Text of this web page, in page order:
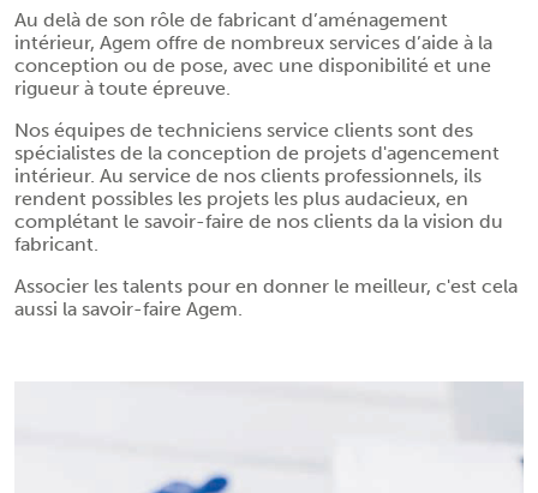
Au delà de son rôle de fabricant d’aménagement
intérieur, Agem offre de nombreux services d’aide à la
conception ou de pose, avec une disponibilité et une
rigueur à toute épreuve.
Nos équipes de techniciens service clients sont des
spécialistes de la conception de projets d'agencement
intérieur. Au service de nos clients professionnels, ils
rendent possibles les projets les plus audacieux, en
complétant le savoir-faire de nos clients da la vision du
fabricant.
Associer les talents pour en donner le meilleur, c'est cela
aussi la savoir-faire Agem.